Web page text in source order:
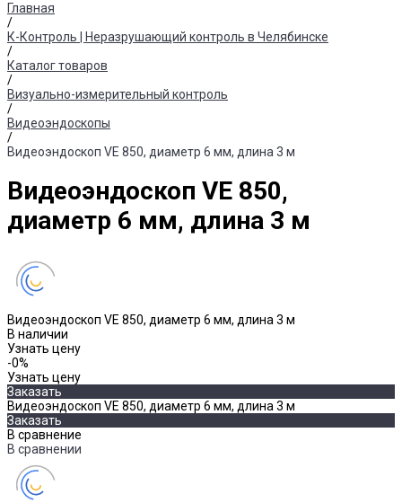
Главная
/
К-Контроль | Неразрушающий контроль в Челябинске
/
Каталог товаров
/
Визуально-измерительный контроль
/
Видеоэндоскопы
/
Видеоэндоскоп VE 850, диаметр 6 мм, длина 3 м
Видеоэндоскоп VE 850,
диаметр 6 мм, длина 3 м
Видеоэндоскоп VE 850, диаметр 6 мм, длина 3 м
В наличии
Узнать цену
-0%
Узнать цену
Заказать
Видеоэндоскоп VE 850, диаметр 6 мм, длина 3 м
Заказать
В сравнение
В сравнении